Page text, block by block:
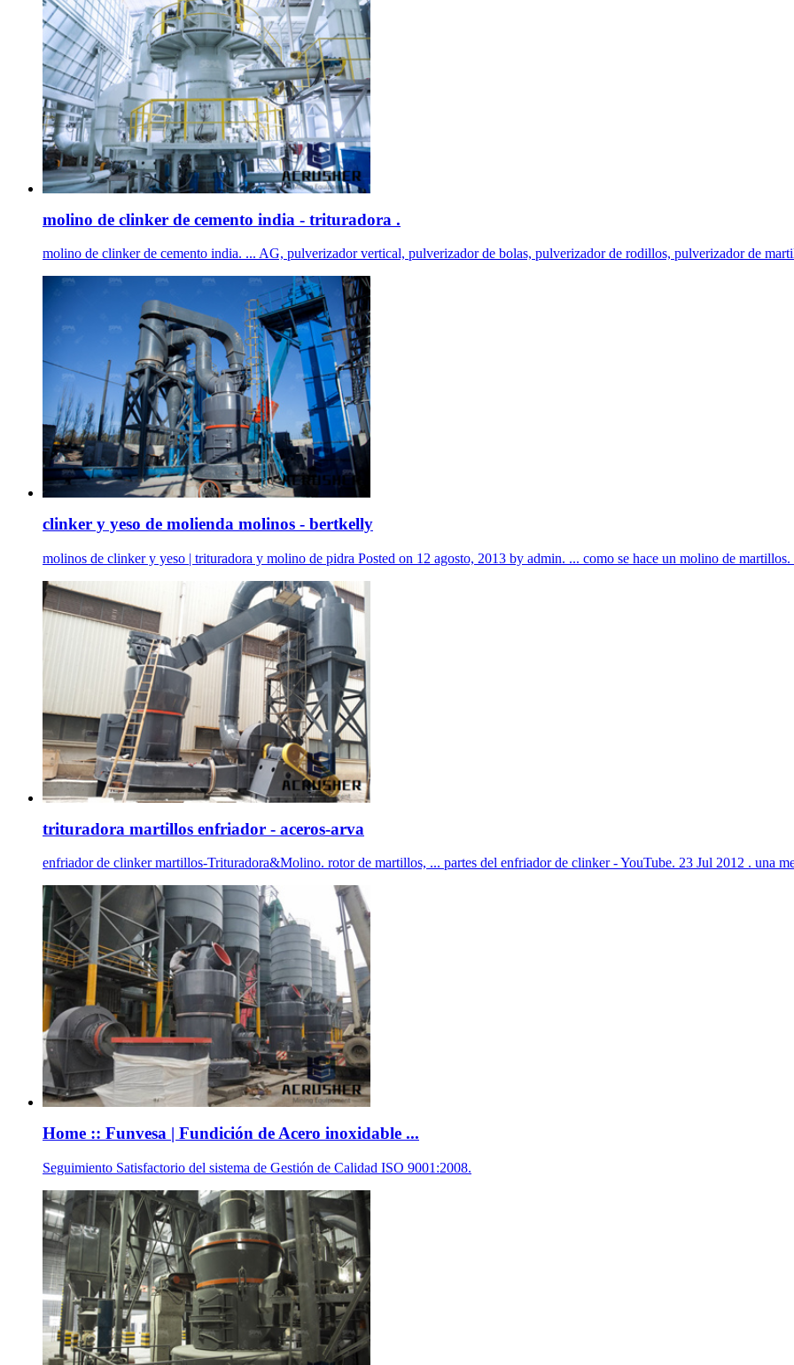
molino de clinker de cemento india - trituradora .
molino de clinker de cemento india. ... AG, pulverizador vertical, pulverizador de bolas, pulverizador de rodillos, pulverizador de
clinker y yeso de molienda molinos - bertkelly
molinos de clinker y yeso | trituradora y molino de pidra Posted on 12 agosto, 2013 by admin. ... como se hace un molino de
trituradora martillos enfriador - aceros-arva
enfriador de clinker martillos-Trituradora&Molino. rotor de martillos, ... partes del enfriador de clinker - YouTube. 23 Jul 2012 . una
Home :: Funvesa | Fundición de Acero inoxidable ...
Seguimiento Satisfactorio del sistema de Gestión de Calidad ISO 9001:2008.